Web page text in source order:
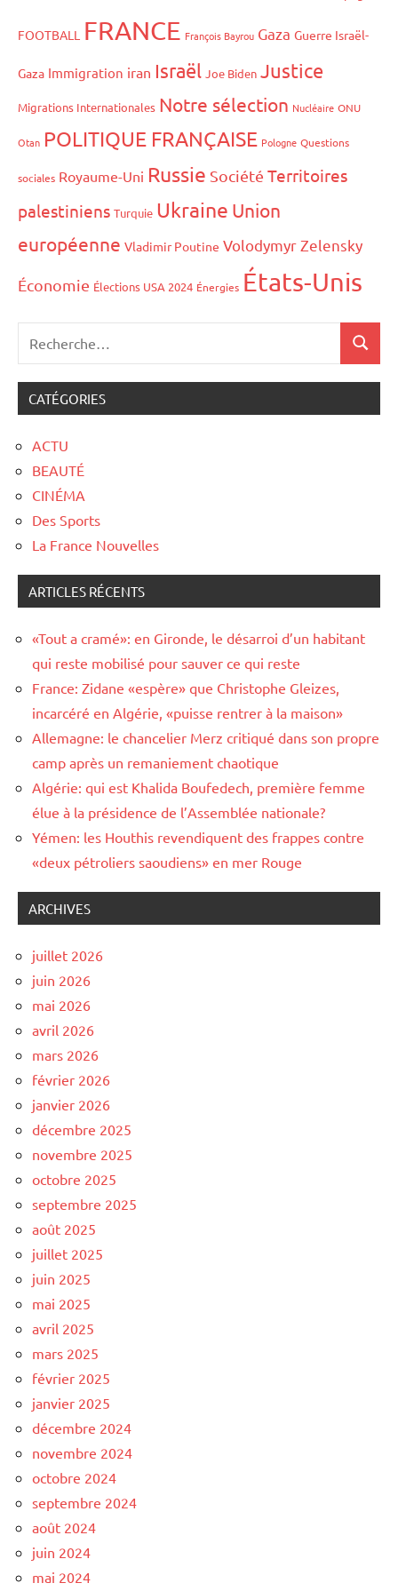
FOOTBALL FRANCE François Bayrou Gaza Guerre Israël-
Gaza Immigration iran Israël Joe Biden Justice
Migrations Internationales Notre sélection Nucléaire ONU
Otan POLITIQUE FRANÇAISE Pologne Questions
sociales Royaume-Uni Russie Société Territoires
palestiniens Turquie Ukraine Union
européenne Vladimir Poutine Volodymyr Zelensky
Économie Élections USA 2024 Énergies États-Unis
CATÉGORIES
ACTU
BEAUTÉ
CINÉMA
Des Sports
La France Nouvelles
ARTICLES RÉCENTS
«Tout a cramé»: en Gironde, le désarroi d’un habitant
qui reste mobilisé pour sauver ce qui reste
France: Zidane «espère» que Christophe Gleizes,
incarcéré en Algérie, «puisse rentrer à la maison»
Allemagne: le chancelier Merz critiqué dans son propre
camp après un remaniement chaotique
Algérie: qui est Khalida Boufedech, première femme
élue à la présidence de l’Assemblée nationale?
Yémen: les Houthis revendiquent des frappes contre
«deux pétroliers saoudiens» en mer Rouge
ARCHIVES
juillet 2026
juin 2026
mai 2026
avril 2026
mars 2026
février 2026
janvier 2026
décembre 2025
novembre 2025
octobre 2025
septembre 2025
août 2025
juillet 2025
juin 2025
mai 2025
avril 2025
mars 2025
février 2025
janvier 2025
décembre 2024
novembre 2024
octobre 2024
septembre 2024
août 2024
juin 2024
mai 2024